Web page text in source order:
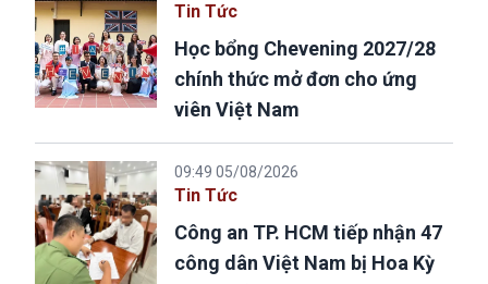
Tin Tức
Học bổng Chevening 2027/28
chính thức mở đơn cho ứng
viên Việt Nam
09:49 05/08/2026
Tin Tức
Công an TP. HCM tiếp nhận 47
công dân Việt Nam bị Hoa Kỳ